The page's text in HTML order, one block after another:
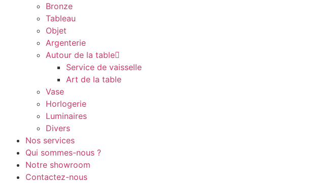
Bronze
Tableau
Objet
Argenterie
Autour de la table
Service de vaisselle
Art de la table
Vase
Horlogerie
Luminaires
Divers
Nos services
Qui sommes-nous ?
Notre showroom
Contactez-nous